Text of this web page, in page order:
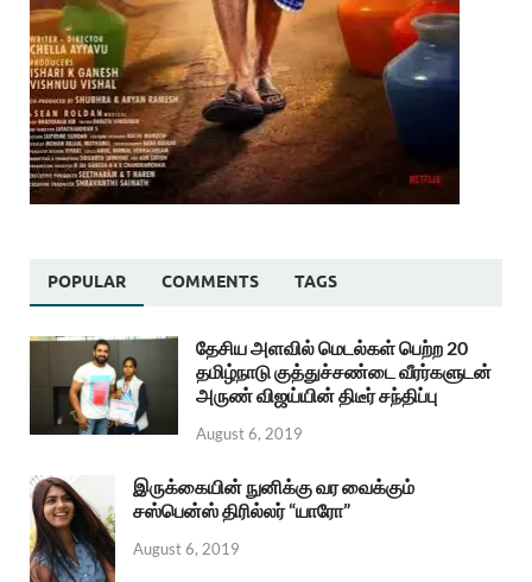
POPULAR COMMENTS TAGS
தேசிய அளவில் மெடல்கள் பெற்ற 20
தமிழ்நாடு குத்துச்சண்டை வீரர்களுடன்
அருண் விஜய்யின் திடீர் சந்திப்பு
August 6, 2019
இருக்கையின் நுனிக்கு வர வைக்கும்
சஸ்பென்ஸ் திரில்லர் “யாரோ”
August 6, 2019